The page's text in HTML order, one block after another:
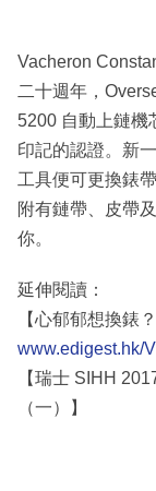
Vacheron
二十週年，
5200 自動上鏈機
印記的認證。新
工具便可更換錶
附有鏈帶、皮帶
你。
延伸閱讀：
【心郁郁想換錶
www.edigest.hk/
【瑞士 SIHH
（一）】